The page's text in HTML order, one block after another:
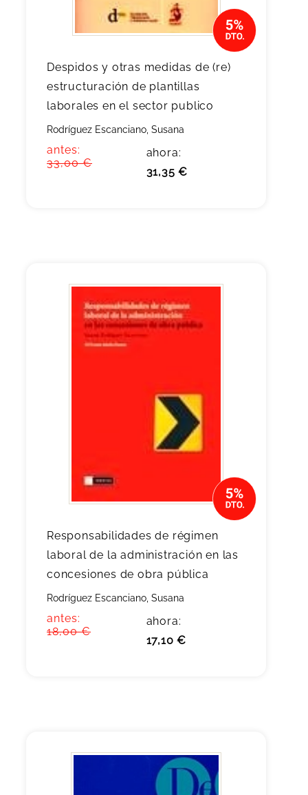
Despidos y otras medidas de (re)
estructuración de plantillas
laborales en el sector publico
Rodríguez Escanciano, Susana
antes:
33,00 €
ahora:
31,35 €
Responsabilidades de régimen
laboral de la administración en las
concesiones de obra pública
Rodríguez Escanciano, Susana
antes:
18,00 €
ahora:
17,10 €